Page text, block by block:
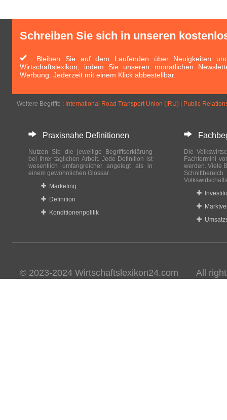
Schreiben Sie sich in unseren
Bleiben Sie auf dem Laufenden über Neuigkeiten
Wirtschaftslexikon, indem Sie unseren monatlichen
Werbung. Jederzeit mit einem Klick abbestellbar.
Weitere Begriffe : International Road Transport Union (IRU) Public
Praxisnahe Definitionen
Nutzen Sie die jeweilige Begriffserklärung
bei Ihrer täglichen Arbeit. Jede Definition ist
wesentlich umfangreicher angelegt als in
einem gewöhnlichen Glossar.
Marketing
Definition
Konditionenpolitik
Die
Fachtermini
werden. Viele
© 2023-2024 Wirtschaftslexikon24.com All